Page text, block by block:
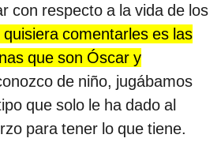
con respecto a la vida de los
comentarles es las
que son Óscar y
de niño, jugábamos
que solo le ha dado al
para tener lo que tiene.